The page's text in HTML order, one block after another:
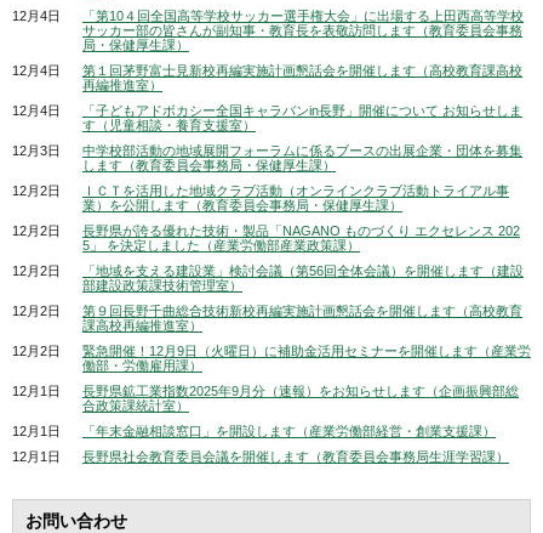
12月4日
「第10４回全国高等学校サッカー選手権大会」に出場する上田西高等学校
サッカー部の皆さんが副知事・教育長を表敬訪問します（教育委員会事務
局・保健厚生課）
12月4日
第１回茅野富士見新校再編実施計画懇話会を開催します（高校教育課高校
再編推進室）
12月4日
「子どもアドボカシー全国キャラバンin長野」開催について お知らせしま
す（児童相談・養育支援室）
12月3日
中学校部活動の地域展開フォーラムに係るブースの出展企業・団体を募集
します（教育委員会事務局・保健厚生課）
12月2日
ＩＣＴを活用した地域クラブ活動（オンラインクラブ活動トライアル事
業）を公開します（教育委員会事務局・保健厚生課）
12月2日
長野県が誇る優れた技術・製品「NAGANO ものづくり エクセレンス 202
5」 を決定しました（産業労働部産業政策課）
12月2日
「地域を支える建設業」検討会議（第56回全体会議）を開催します（建設
部建設政策課技術管理室）
12月2日
第９回長野千曲総合技術新校再編実施計画懇話会を開催します（高校教育
課高校再編推進室）
12月2日
緊急開催！12月9日（火曜日）に補助金活用セミナーを開催します（産業労
働部・労働雇用課）
12月1日
長野県鉱工業指数2025年9月分（速報）をお知らせします（企画振興部総
合政策課統計室）
12月1日
「年末金融相談窓口」を開設します（産業労働部経営・創業支援課）
12月1日
長野県社会教育委員会議を開催します（教育委員会事務局生涯学習課）
お問い合わせ